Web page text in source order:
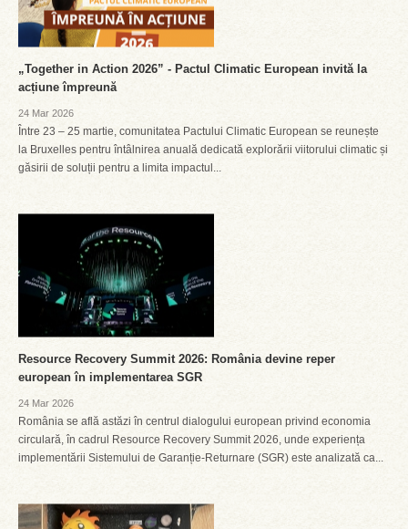
„Together in Action 2026” - Pactul Climatic European invită la
acțiune împreună
24 Mar 2026
Între 23 – 25 martie, comunitatea Pactului Climatic European se reunește
la Bruxelles pentru întâlnirea anuală dedicată explorării viitorului climatic și
găsirii de soluții pentru a limita impactul...
Resource Recovery Summit 2026: România devine reper
european în implementarea SGR
24 Mar 2026
România se află astăzi în centrul dialogului european privind economia
circulară, în cadrul Resource Recovery Summit 2026, unde experiența
implementării Sistemului de Garanție-Returnare (SGR) este analizată ca...